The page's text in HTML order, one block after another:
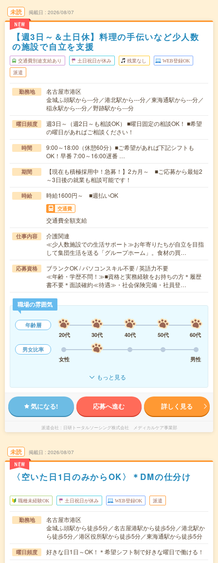
未読
NEW
掲載日 2026/08/07
【週3日～＆土日休】料理の手伝いなど少人数
の施設で自立を支援
交通費別途支給あり 土日祝日が休み 残業なし WEB登録OK
派遣
勤務地
名古屋市港区
金城ふ頭駅から---分／港北駅から---分／東海通駅から---分／
稲永駅から---分／野跡駅から---分
曜日頻度
週3日～（週2日～も相談OK） ■曜日固定の相談OK！ ■希望
の曜日があればご相談ください！
時間
9:00～18:00（休憩60分）■ご希望があれば下記シフトも
OK！早番 7:00～16:00遅番 …
期間
【現在も積極採用中！急募！】2カ月～ ■ご応募から最短2
～3日後の就業も相談可能です！
時給 時給1600円～ ■週払いOK
交通費
交通費全額支給
仕事内容
介護関連
≪少人数施設での生活サポート≫お年寄りたちが自立を目指
して集団生活を送る「グループホーム」。食材の買…
応募資格
ブランクOK / パソコンスキル不要 / 英語力不要
≪年齢・学歴不問！≫■資格と実務経験をお持ちの方＊履歴
書不要＊面談確約≪待遇≫・社会保険完備・社員登…
職場の雰囲気
年齢層
20代
30代 40代 50代
60代
男女比率
女性
男性
もっと見る
気になる! 応募へ進む 詳しく見る
派遣会社 日研トータルソーシング株式会社 メディカルケア事業部
未読
NEW
掲載日 2026/08/07
〈空いた日1日のみからOK〉＊DMの仕分け
職種未経験OK 土日祝日が休み WEB登録OK 派遣
勤務地
名古屋市港区
金城ふ頭駅から徒歩5分／名古屋港駅から徒歩5分／港北駅か
ら徒歩5分／港区役所駅から徒歩5分／東海通駅から徒歩5分
曜日頻度 好きな日1日～OK！＊希望シフト制で好きな曜日で働ける！